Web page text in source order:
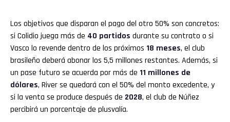
Los objetivos que disparan el pago del otro 50% son concretos:
si Colidio juega más de 40 partidos durante su contrato o si
Vasco lo revende dentro de los próximos 18 meses, el club
brasileño deberá abonar los 5,5 millones restantes. Además, si
un pase futuro se acuerda por más de 11 millones de
dólares, River se quedará con el 50% del monto excedente, y
si la venta se produce después de 2028, el club de Núñez
percibirá un porcentaje de plusvalía.